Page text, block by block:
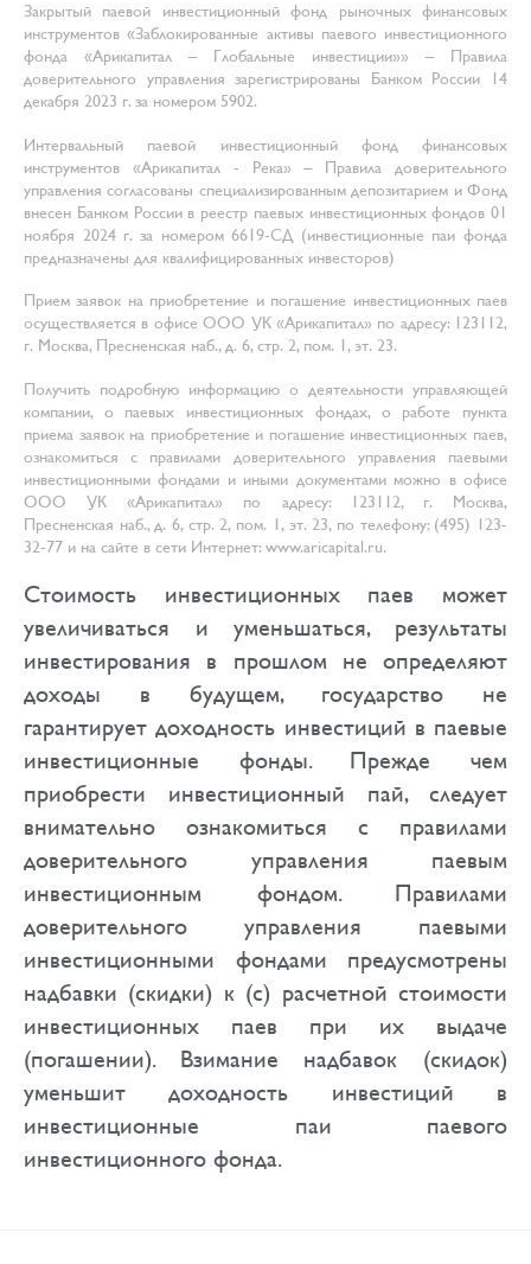
Закрытый паевой инвестиционный фонд рыночных финансовых
инструментов «Заблокированные активы паевого инвестиционного
фонда «Арикапитал – Глобальные инвестиции»» – Правила
доверительного управления зарегистрированы Банком России 14
декабря 2023 г. за номером 5902.
Интервальный паевой инвестиционный фонд финансовых
инструментов «Арикапитал - Река» – Правила доверительного
управления согласованы специализированным депозитарием и Фонд
внесен Банком России в реестр паевых инвестиционных фондов 01
ноября 2024 г. за номером 6619-СД (инвестиционные паи фонда
предназначены для квалифицированных инвесторов)
Прием заявок на приобретение и погашение инвестиционных паев
осуществляется в офисе ООО УК «Арикапитал» по адресу: 123112,
г. Москва, Пресненская наб., д. 6, стр. 2, пом. 1, эт. 23.
Получить подробную информацию о деятельности управляющей
компании, о паевых инвестиционных фондах, о работе пункта
приема заявок на приобретение и погашение инвестиционных паев,
ознакомиться с правилами доверительного управления паевыми
инвестиционными фондами и иными документами можно в офисе
ООО УК «Арикапитал» по адресу: 123112, г. Москва,
Пресненская наб., д. 6, стр. 2, пом. 1, эт. 23, по телефону: (495) 123-
32-77 и на сайте в сети Интернет: www.aricapital.ru.
Стоимость инвестиционных паев может
увеличиваться и уменьшаться, результаты
инвестирования в прошлом не определяют
доходы в будущем, государство не
гарантирует доходность инвестиций в паевые
инвестиционные фонды. Прежде чем
приобрести инвестиционный пай, следует
внимательно ознакомиться с правилами
доверительного управления паевым
инвестиционным фондом. Правилами
доверительного управления паевыми
инвестиционными фондами предусмотрены
надбавки (скидки) к (с) расчетной стоимости
инвестиционных паев при их выдаче
(погашении). Взимание надбавок (скидок)
уменьшит доходность инвестиций в
инвестиционные паи паевого
инвестиционного фонда.